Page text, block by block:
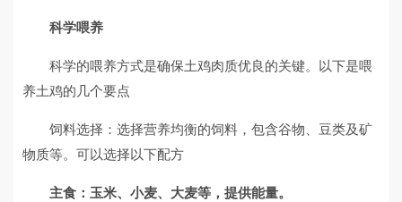
科学喂养
科学的喂养方式是确保土鸡肉质优良的关键。以下是喂
养土鸡的几个要点
饲料选择：选择营养均衡的饲料，包含谷物、豆类及矿
物质等。可以选择以下配方
主食：玉米、小麦、大麦等，提供能量。